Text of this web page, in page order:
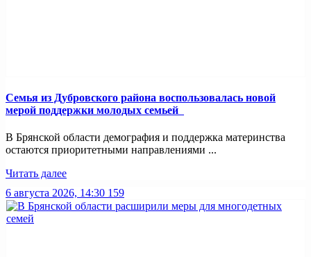
Семья из Дубровского района воспользовалась новой
мерой поддержки молодых семьей
В Брянской области демография и поддержка материнства
остаются приоритетными направлениями ...
Читать далее
6 августа 2026, 14:30 159